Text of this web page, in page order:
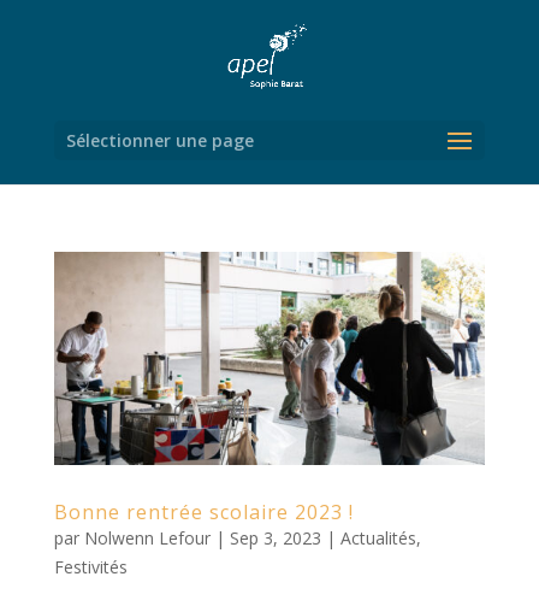
Sélectionner une page
Bonne rentrée scolaire 2023 !
par Nolwenn Lefour| Sep 3, 2023 | Actualités,
Festivités